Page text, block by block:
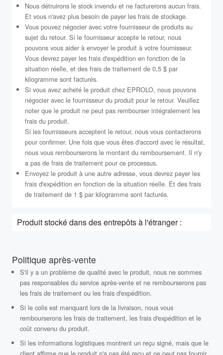
Nous détruirons le stock invendu et ne facturerons aucun frais.
Et vous n'avez plus besoin de payer les frais de stockage.
Vous pouvez négocier avec votre fournisseur de produits au
sujet du retour. Si le fournisseur accepte le retour, nous
pouvons vous aider à envoyer le produit à votre fournisseur.
Vous devrez payer les frais d'expédition en fonction de la
situation réelle, et des frais de traitement de 0,5 $ par
kilogramme sont facturés.
Si vous avez acheté le produit chez EPROLO, nous pouvons
négocier avec le fournisseur du produit pour le retour. Veuillez
noter que le produit ne peut pas rembourser intégralement les
frais du produit.
Si les fournisseurs acceptent le retour, nous vous contacterons
pour confirmer. Une fois que vous êtes d'accord avec le résultat,
nous vous rembourserons le montant du remboursement. Il n'y
a pas de frais de traitement pour ce processus.
Envoyez le produit à une autre adresse, vous devrez payer les
frais d'expédition en fonction de la situation réelle. Et des frais
de traitement de 1 $ par kilogramme sont facturés.
Produit stocké dans des entrepôts à l'étranger :
Politique après-vente
S'il y a un problème de qualité avec le produit, nous ne sommes
pas responsables du service après-vente et ne rembourserons pas
les frais de traitement ou les frais d'expédition.
Si le colis est manquant lors de la livraison, nous vous
rembourserons les frais de traitement, les frais d'expédition et le
coût convenu du produit.
Si les informations logistiques montrent un reçu signé, mais que le